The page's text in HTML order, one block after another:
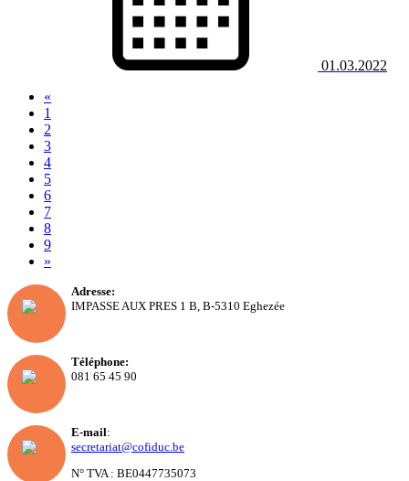
01.03.2022
«
1
2
3
4
5
6
7(current)
8
9
»
Adresse:
IMPASSE AUX PRES 1 B, B-5310 Eghezée
Téléphone:
081 65 45 90
E-mail:
secretariat@cofiduc.be
N° TVA : BE0447735073